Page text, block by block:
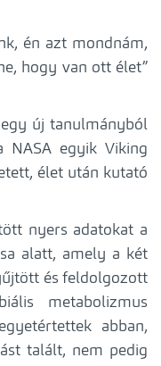
én azt mondnám,
hogy van ott élet”
új tanulmányból
NASA egyik Viking
élet után kutató
nyers adatokat a
alatt, amely a két
és feldolgozott
metabolizmus
abban,
talált, nem pedig